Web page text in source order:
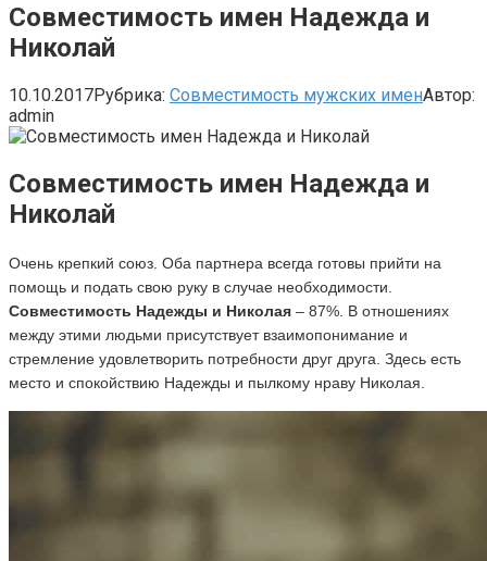
Совместимость имен Надежда и
Николай
10.10.2017Рубрика: Совместимость мужских именАвтор:
admin
Совместимость имен Надежда и
Николай
Очень крепкий союз. Оба партнера всегда готовы прийти на
помощь и подать свою руку в случае необходимости.
Совместимость Надежды и Николая – 87%. В отношениях
между этими людьми присутствует взаимопонимание и
стремление удовлетворить потребности друг друга. Здесь есть
место и спокойствию Надежды и пылкому нраву Николая.